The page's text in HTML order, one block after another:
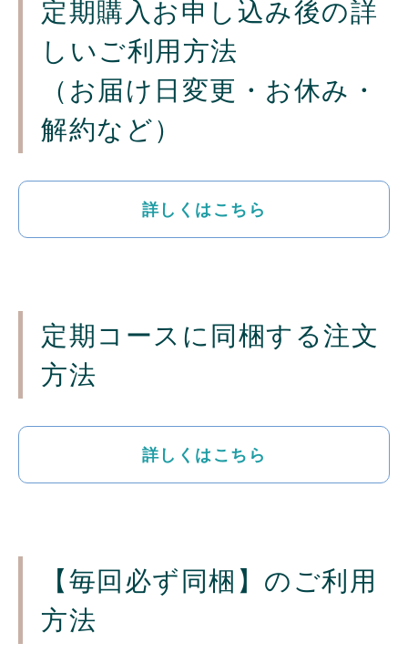
定期購入お申し込み後の詳
しいご利用方法
（お届け日変更・お休み・
解約など）
詳しくはこちら
定期コースに同梱する注文
方法
詳しくはこちら
【毎回必ず同梱】のご利用
方法